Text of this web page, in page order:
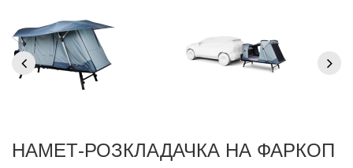
НАМЕТ-РОЗКЛАДАЧКА НА ФАРКОП